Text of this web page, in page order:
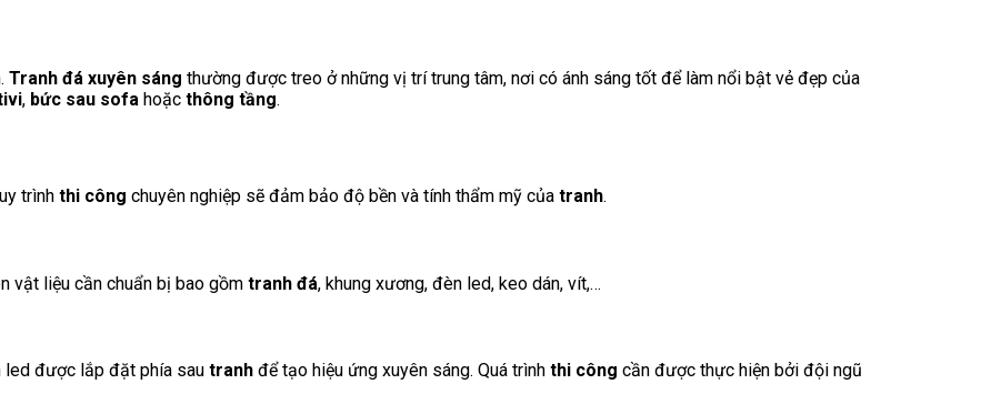
Tranh đá xuyên sáng thường được treo ở những vị trí trung tâm, nơi có ánh sáng tốt để làm nổi bật vẻ đẹp của
, bức sau sofa hoặc thông tầng.
trình thi công chuyên nghiệp sẽ đảm bảo độ bền và tính thẩm mỹ của tranh.
vật liệu cần chuẩn bị bao gồm tranh đá, khung xương, đèn led, keo dán, vít,…
led được lắp đặt phía sau tranh để tạo hiệu ứng xuyên sáng. Quá trình thi công cần được thực hiện bởi đội ngũ